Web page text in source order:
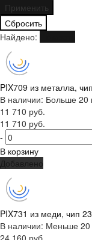
Найдено:
PIX709 из металла,
В наличии: Больше 20
11 710 руб.
11 710 руб.
-
В корзину
Добавлено
PIX731 из меди, чип
В наличии: Меньше 20
24 160 руб.